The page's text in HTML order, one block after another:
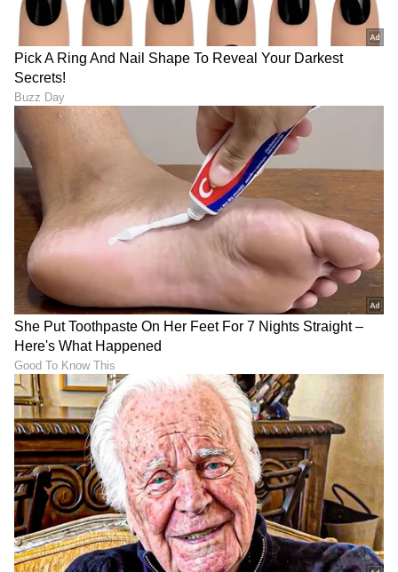
Mobile Charging Tips:
ಮೊಬೈಲ್ ಫುಲ್ ಸ್ಪೀಡ್‌ನಲ್ಲಿ
ಚಾರ್ಜ್ ಆಗಬೇಕಾ? ಈ ಟ್ರಿಕ್ಸ್
ಫಾಲೋ ಮಾಡಿ!
ಬ್ಯಾಟರಿ ಮೊಬೈಲ್, ಒಮ್ಮೆ ಚಾರ್ಜ್
ಮಾಡಿದರೆ 4 ದಿನ ಬಾಳಿಕೆ!
LATEST VIDEOS
"ರಾಜಕೀಯ ಬೇಡ, ಸಿನಿಮಾನೇ ಪ್ರಾಣ":
ಕನಕೋತ್ಸವದಲ್ಲಿ ರಿಷಬ್ ಶೆಟ್ಟಿ | Rishab
Shetty speech | Suvarna News
ಶೇ.50 ರಿಂದ ಶೇ.18 ಕ್ಕೆ TAX ಇಳಿಕೆ: ಮೋದಿ-
ಟ್ರಂಪ್ ಐತಿಹಾಸಿಕ ಒಪ್ಪಂದ | India US
Trade Deal | Party Rounds